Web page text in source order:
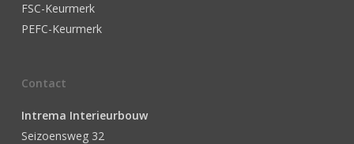
FSC-Keurmerk
PEFC-Keurmerk
Contact
Intrema Interieurbouw
Seizoensweg 32